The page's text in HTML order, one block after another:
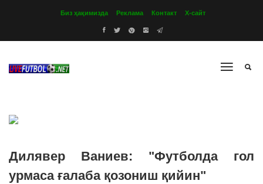
Биз ҳақимизда Реклама Контакт Х-сайт
Дилявер Ваниев: "Футболда гол
урмаса ғалаба қозониш қийин"